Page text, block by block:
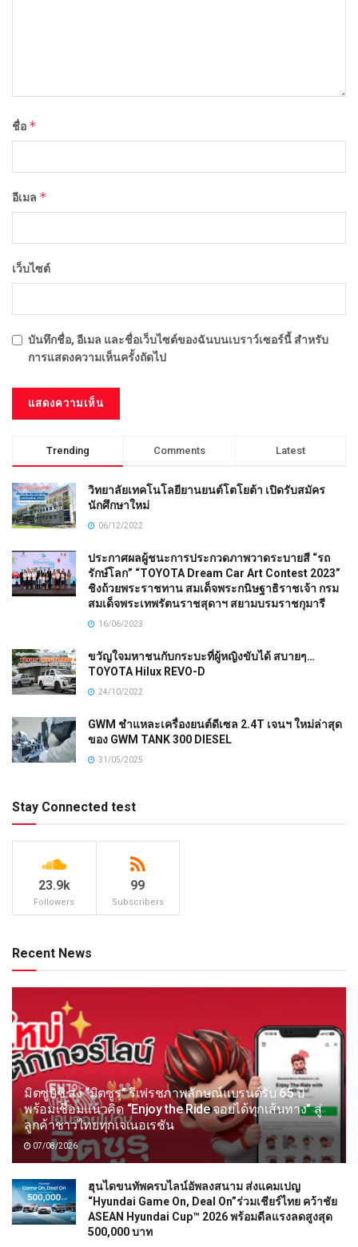
ชื่อ *
อีเมล *
เว็บไซต์
บันทึกชื่อ, อีเมล และชื่อเว็บไซต์ของฉันบนเบราว์เซอร์นี้ สำหรับ
การแสดงความเห็นครั้งถัดไป
Trending Comments Latest
วิทยาลัยเทคโนโลยียานยนต์โตโยต้า เปิดรับสมัคร
นักศึกษาใหม่
06/12/2022
ประกาศผลผู้ชนะการประกวดภาพวาดระบายสี “รถ
รักษ์โลก” “TOYOTA Dream Car Art Contest 2023”
ชิงถ้วยพระราชทาน สมเด็จพระกนิษฐาธิราชเจ้า กรม
สมเด็จพระเทพรัตนราชสุดาฯ สยามบรมราชกุมารี
16/06/2023
ขวัญใจมหาชนกับกระบะที่ผู้หญิงขับได้ สบายๆ…
TOYOTA Hilux REVO-D
24/10/2022
GWM ชำแหละเครื่องยนต์ดีเซล 2.4T เจนฯ ใหม่ล่าสุด
ของ GWM TANK 300 DIESEL
31/05/2025
Stay Connected test
23.9k
Followers
99
Subscribers
Recent News
มิตซูบิชิ ส่ง “มิตซูรุ” รีเฟรชภาพลักษณ์แบรนด์รับ 65 ปี
พร้อมเชื่อมแนวคิด “Enjoy the Ride จอยได้ทุกเส้นทาง” สู่
ลูกค้าชาวไทยทุกเจเนอเรชัน
07/08/2026
ฮุนไดขนทัพครบไลน์อัพลงสนาม ส่งแคมเปญ
“Hyundai Game On, Deal On”ร่วมเชียร์ไทย คว้าชัย
ASEAN Hyundai Cup™ 2026 พร้อมดีลแรงลดสูงสุด
500,000 บาท